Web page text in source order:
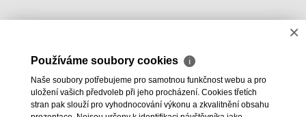
×
Používáme soubory cookies ℹ
Naše soubory potřebujeme pro samotnou funkčnost webu a pro
uložení vašich předvoleb při jeho procházení. Cookies třetích
stran pak slouží pro vyhodnocování výkonu a zkvalitnění obsahu